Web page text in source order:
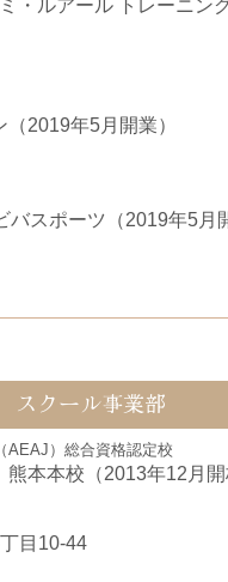
・ルアール トレーニン
2019年5月開業）
スポーツ（2019年5月
スクール事業部
AEAJ）総合資格認定校
本本校（2013年12月開
目10-44